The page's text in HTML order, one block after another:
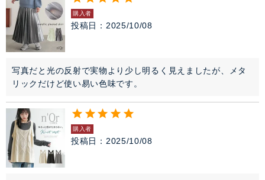
購入者
投稿日 2025/10/08
写真だと光の反射で実物より少し明るく見えましたが、メタ
リックだけど使い易い色味です。
購入者
投稿日 2025/10/08